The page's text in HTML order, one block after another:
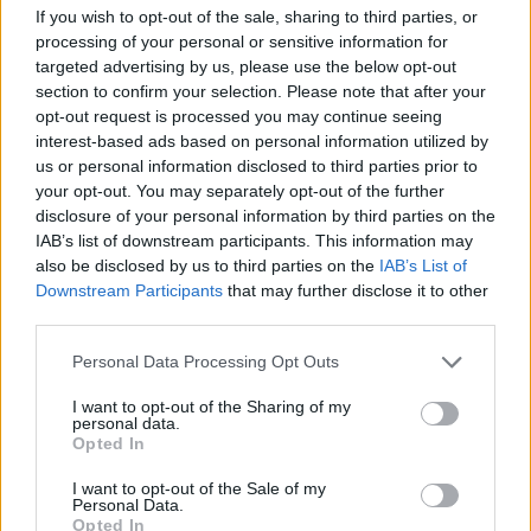
If you wish to opt-out of the sale, sharing to third parties, or
processing of your personal or sensitive information for
targeted advertising by us, please use the below opt-out
section to confirm your selection. Please note that after your
opt-out request is processed you may continue seeing
interest-based ads based on personal information utilized by
us or personal information disclosed to third parties prior to
your opt-out. You may separately opt-out of the further
disclosure of your personal information by third parties on the
IAB’s list of downstream participants. This information may
also be disclosed by us to third parties on the IAB’s List of
Downstream Participants that may further disclose it to other
Personal Data Processing Opt Outs
I want to opt-out of the Sharing of my
personal data.
Opted In
I want to opt-out of the Sale of my
Personal Data.
Opted In
Сообразил что после крафта надо внешний вид изменить)...
Похоже баг.
Dec 17, 2020
likes this.
vasek900
Forum Greenhorn
более менее актуальную сборку ( держу соло кровь +
Немного подробнее и как это
работает:
Пушка - ловимбазу платину на скорость атаки+